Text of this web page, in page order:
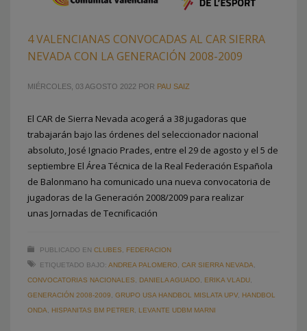
4 VALENCIANAS CONVOCADAS AL CAR SIERRA
NEVADA CON LA GENERACIÓN 2008-2009
MIÉRCOLES, 03 AGOSTO 2022 POR PAU SAIZ
El CAR de Sierra Nevada acogerá a 38 jugadoras que
trabajarán bajo las órdenes del seleccionador nacional
absoluto, José Ignacio Prades, entre el 29 de agosto y el 5 de
septiembre El Área Técnica de la Real Federación Española
de Balonmano ha comunicado una nueva convocatoria de
jugadoras de la Generación 2008/2009 para realizar
unas Jornadas de Tecnificación
PUBLICADO EN CLUBES
FEDERACION
ETIQUETADO BAJO: ANDREA PALOMERO CAR SIERRA NEVADA
CONVOCATORIAS NACIONALES
DANIELA AGUADO ERIKA VLADU
GENERACIÓN 2008-2009
GRUPO USA HANDBOL MISLATA UPV, HANDBOL
ONDA
HISPANITAS BM PETRER LEVANTE UDBM MARNI